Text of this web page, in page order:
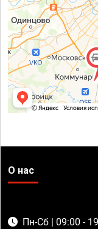
О нас
Пн-Сб | 09:00 -